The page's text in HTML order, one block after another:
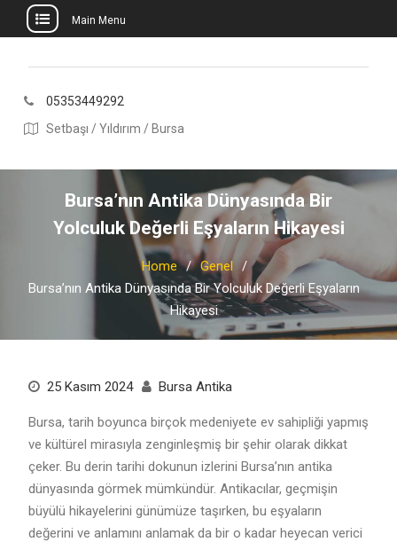
content
Main Menu
05353449292
Setbaşı / Yıldırım / Bursa
Bursa’nın Antika Dünyasında Bir
Yolculuk Değerli Eşyaların Hikayesi
Home
Genel
Bursa’nın Antika Dünyasında Bir Yolculuk Değerli Eşyaların
Hikayesi
25 Kasım 2024 Bursa Antika
Bursa, tarih boyunca birçok medeniyete ev sahipliği yapmış
ve kültürel mirasıyla zenginleşmiş bir şehir olarak dikkat
çeker. Bu derin tarihi dokunun izlerini Bursa’nın antika
dünyasında görmek mümkündür. Antikacılar, geçmişin
büyülü hikayelerini günümüze taşırken, bu eşyaların
değerini ve anlamını anlamak da bir o kadar heyecan verici